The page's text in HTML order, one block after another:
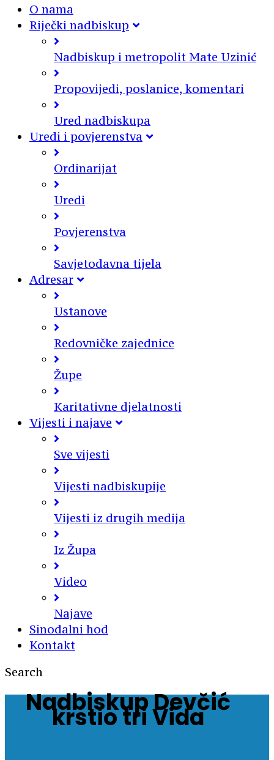
O nama
Riječki nadbiskup
Nadbiskup i metropolit Mate Uzinić
Propovijedi, poslanice, komentari
Ured nadbiskupa
Uredi i povjerenstva
Ordinarijat
Uredi
Povjerenstva
Savjetodavna tijela
Adresar
Ustanove
Redovničke zajednice
Župe
Karitativne djelatnosti
Vijesti i najave
Sve vijesti
Vijesti nadbiskupije
Vijesti iz drugih medija
Iz Župa
Video
Najave
Sinodalni hod
Kontakt
Search
Nadbiskup Devčić
krstio tri Vida